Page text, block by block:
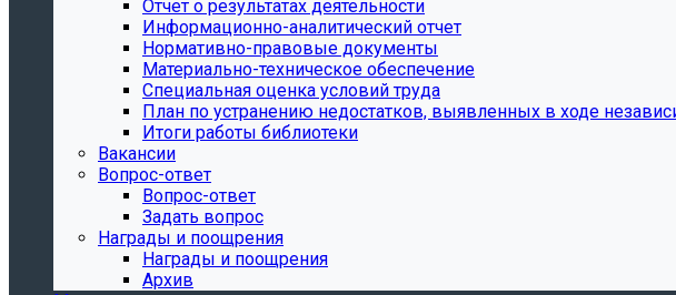
Отчет о результатах деятельности
Информационно-аналитический отчет
Нормативно-правовые документы
Материально-техническое обеспечение
Специальная оценка условий труда
План по устранению недостатков, выявленных в ходе
Итоги работы библиотеки
Вакансии
Вопрос-ответ
Вопрос-ответ
Задать вопрос
Награды и поощрения
Награды и поощрения
Архив